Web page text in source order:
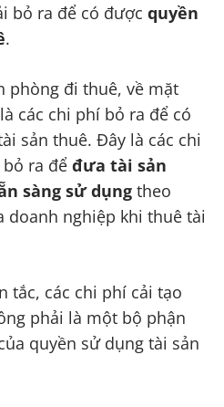
bỏ ra để có được quyền
.
phòng đi thuê, về mặt
các chi phí bỏ ra để có
sản thuê. Đây là các chi
ra để đưa tài sản
sàng sử dụng theo
doanh nghiệp khi thuê tài
tắc, các chi phí cải tạo
phải là một bộ phận
quyền sử dụng tài sản